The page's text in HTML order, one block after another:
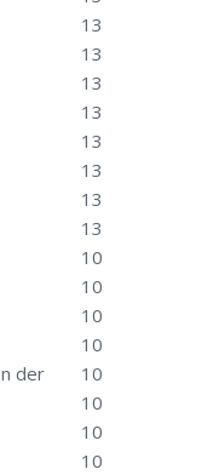
13
13
13
13
13
13
13
13
10
10
10
10
der
10
10
10
10